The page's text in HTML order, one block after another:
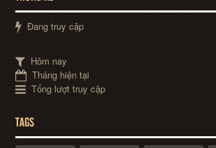
Đang truy cập
Hôm nay
Tháng hiện tại
Tổng lượt truy cập
TAGS